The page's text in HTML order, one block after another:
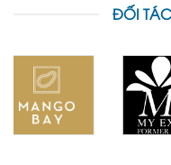
ĐỐI